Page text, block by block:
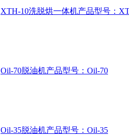
XTH-10洗脱烘一体机产品型号：
Oil-70脱油机产品型号：Oil-70
Oil-35脱油机产品型号：Oil-35